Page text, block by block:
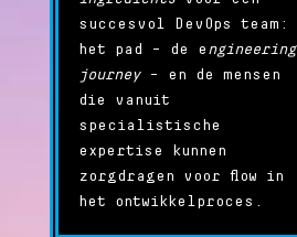
succesvol DevOps team:
het pad – de e ngineering
journey– en de mensen
die vanuit
specialistische
expertise kunnen
zorgdragen voor flow in
het ontwikkelproces.